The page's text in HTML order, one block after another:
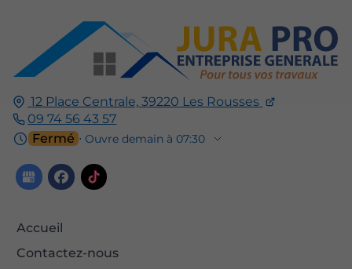
12 Place Centrale, 39220 Les Rousses
09 74 56 43 57
Fermé ⋅ Ouvre demain à 07:30
Accueil
Contactez-nous